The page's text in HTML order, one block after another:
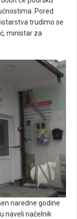
Pored
trudimo se
ministar za
naredne godine
naveli načelnik